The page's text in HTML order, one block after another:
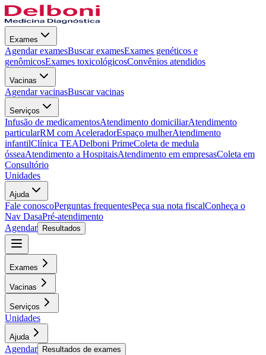
Exames
Agendar examesBuscar examesExames genéticos e
genômicosExames toxicológicosConvênios atendidos
Vacinas
Agendar vacinasBuscar vacinas
Serviços
Infusão de medicamentosAtendimento domiciliarAtendimento
particularRM com AceleradorEspaço mulherAtendimento
infantilClínica TEADelboni PrimeColeta de medula
ósseaAtendimento a HospitaisAtendimento em empresasColeta em
Consultório
Unidades
Ajuda
Fale conoscoPerguntas frequentesPeça sua nota fiscalConheça o
Nav DasaPré-atendimento
Agendar
Resultados
Exames
Vacinas
Serviços
Unidades
Ajuda
Agendar Resultados de exames